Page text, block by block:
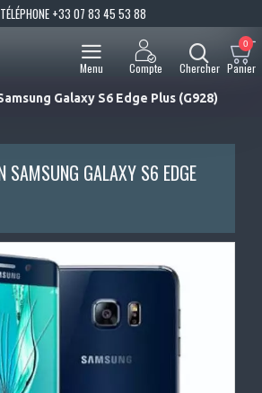
TÉLÉPHONE +33 07 83 45 53 88
0
Galaxy S6 Edge Plus (G928)
SAMSUNG GALAXY S6 EDGE